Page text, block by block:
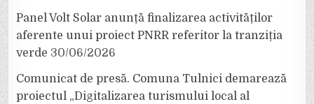
Panel Volt Solar anunță finalizarea activităților
aferente unui proiect PNRR referitor la tranziția
verde 30/06/2026
Comunicat de presă. Comuna Tulnici demarează
proiectul „Digitalizarea turismului local al